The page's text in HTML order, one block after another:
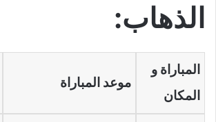
الذهاب:
المباراة و
المكان
موعد المباراة